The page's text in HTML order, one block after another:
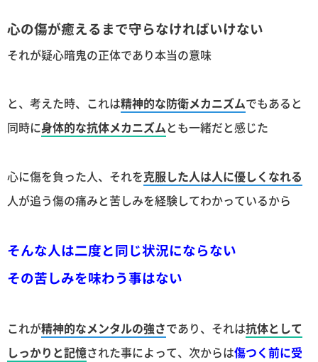
心の傷が癒えるまで守らなければいけない
それが疑心暗鬼の正体であり本当の意味
と、考えた時、これは精神的な防衛メカニズムでもあると
同時に身体的な抗体メカニズムとも一緒だと感じた
心に傷を負った人、それを克服した人は人に優しくなれる
人が追う傷の痛みと苦しみを経験してわかっているから
そんな人は二度と同じ状況にならない
その苦しみを味わう事はない
これが精神的なメンタルの強さであり、それは抗体として
しっかりと記憶された事によって、次からは傷つく前に受